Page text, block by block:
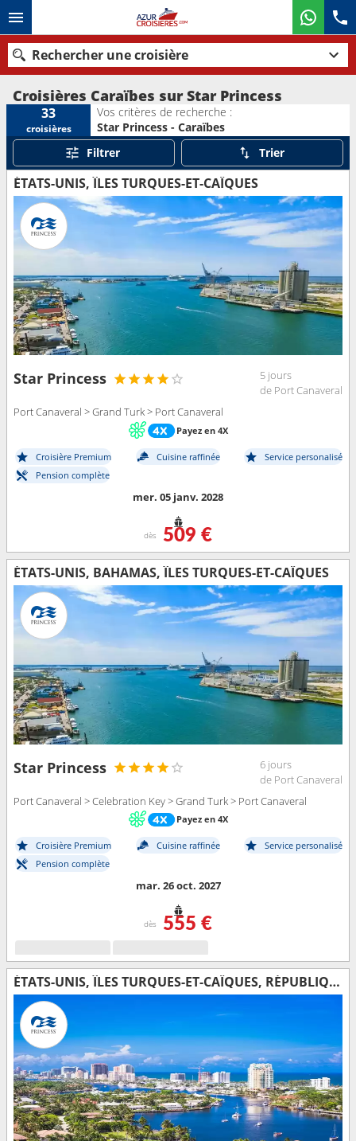
Rechercher une croisière
Nos destinations
Mois de départ
Ports Compagnies
Rechercher
Croisières Caraïbes sur Star Princess
33
croisières
Vos critères de recherche :
Star Princess - Caraïbes
Filtrer
Trier
ÉTATS-UNIS, ÎLES TURQUES-ET-CAÏQUES
Star Princess
5 jours
de Port Canaveral
Port Canaveral > Grand Turk > Port Canaveral
Payez en 4X
Croisière Premium Cuisine raffinée
Service personalisé
Pension complète
mer. 05 janv. 2028
dès 509 €
ÉTATS-UNIS, BAHAMAS, ÎLES TURQUES-ET-CAÏQUES
Star Princess
6 jours
de Port Canaveral
Port Canaveral > Celebration Key > Grand Turk > Port Canaveral
Payez en 4X
Croisière Premium Cuisine raffinée
Service personalisé
Pension complète
mar. 26 oct. 2027
dès 555 €
ÉTATS-UNIS, ÎLES TURQUES-ET-CAÏQUES, RÉPUBLIQUE DOMINICAINE, BAHAMAS